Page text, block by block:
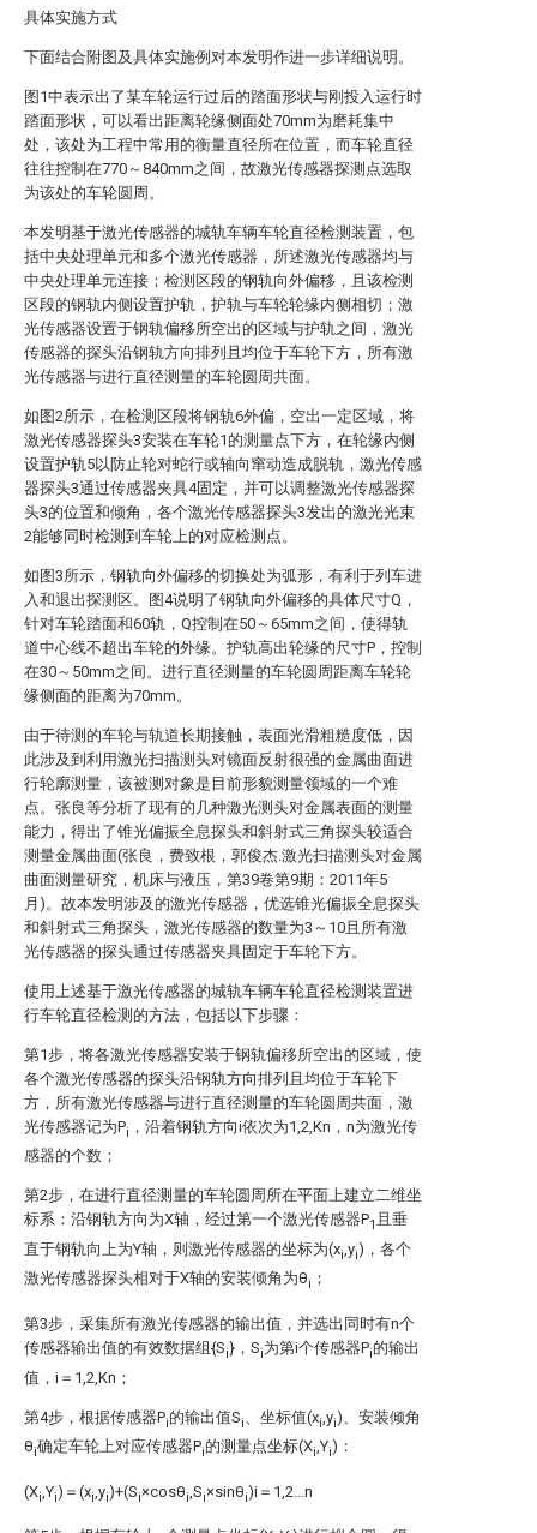
具体实施方式
下面结合附图及具体实施例对本发明作进一步详细说明。
图1中表示出了某车轮运行过后的踏面形状与刚投入运行时
踏面形状，可以看出距离轮缘侧面处70mm为磨耗集中
处，该处为工程中常用的衡量直径所在位置，而车轮直径
往往控制在770～840mm之间，故激光传感器探测点选取
为该处的车轮圆周。
本发明基于激光传感器的城轨车辆车轮直径检测装置，包
括中央处理单元和多个激光传感器，所述激光传感器均与
中央处理单元连接；检测区段的钢轨向外偏移，且该检测
区段的钢轨内侧设置护轨，护轨与车轮轮缘内侧相切；激
光传感器设置于钢轨偏移所空出的区域与护轨之间，激光
传感器的探头沿钢轨方向排列且均位于车轮下方，所有激
光传感器与进行直径测量的车轮圆周共面。
如图2所示，在检测区段将钢轨6外偏，空出一定区域，将
激光传感器探头3安装在车轮1的测量点下方，在轮缘内侧
设置护轨5以防止轮对蛇行或轴向窜动造成脱轨，激光传感
器探头3通过传感器夹具4固定，并可以调整激光传感器探
头3的位置和倾角，各个激光传感器探头3发出的激光光束
2能够同时检测到车轮上的对应检测点。
如图3所示，钢轨向外偏移的切换处为弧形，有利于列车进
入和退出探测区。图4说明了钢轨向外偏移的具体尺寸Q，
针对车轮踏面和60轨，Q控制在50～65mm之间，使得轨
道中心线不超出车轮的外缘。护轨高出轮缘的尺寸P，控制
在30～50mm之间。进行直径测量的车轮圆周距离车轮轮
缘侧面的距离为70mm。
由于待测的车轮与轨道长期接触，表面光滑粗糙度低，因
此涉及到利用激光扫描测头对镜面反射很强的金属曲面进
行轮廓测量，该被测对象是目前形貌测量领域的一个难
点。张良等分析了现有的几种激光测头对金属表面的测量
能力，得出了锥光偏振全息探头和斜射式三角探头较适合
测量金属曲面(张良，费致根，郭俊杰.激光扫描测头对金属
曲面测量研究，机床与液压，第39卷第9期：2011年5
月)。故本发明涉及的激光传感器，优选锥光偏振全息探头
和斜射式三角探头，激光传感器的数量为3～10且所有激
光传感器的探头通过传感器夹具固定于车轮下方。
使用上述基于激光传感器的城轨车辆车轮直径检测装置进
行车轮直径检测的方法，包括以下步骤：
第1步，将各激光传感器安装于钢轨偏移所空出的区域，使
各个激光传感器的探头沿钢轨方向排列且均位于车轮下
方，所有激光传感器与进行直径测量的车轮圆周共面，激
光传感器记为Pi ，沿着钢轨方向i依次为1,2,Kn，n为激光传
感器的个数；
第2步，在进行直径测量的车轮圆周所在平面上建立二维坐
标系：沿钢轨方向为X轴，经过第一个激光传感器P1 且垂
直于钢轨向上为Y轴，则激光传感器的坐标为(xi ,yi)，各个
激光传感器探头相对于X轴的安装倾角为θi ；
第3步，采集所有激光传感器的输出值，并选出同时有n个
传感器输出值的有效数据组{Si}，Si为第i个传感器Pi的输出
值，i＝1,2,Kn；
第4步，根据传感器Pi的输出值Si 、坐标值(xi ,yi)、安装倾角
θi确定车轮上对应传感器Pi的测量点坐标(Xi,Yi)：
(Xi ,Yi)＝(xi ,yi)+(Si×cosθi ,Si×sinθi)i＝1,2…n